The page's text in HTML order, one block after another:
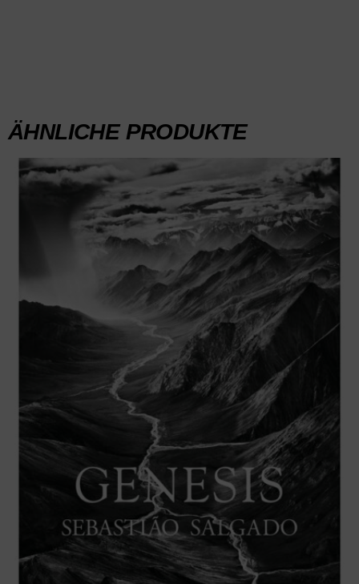
ÄHNLICHE PRODUKTE